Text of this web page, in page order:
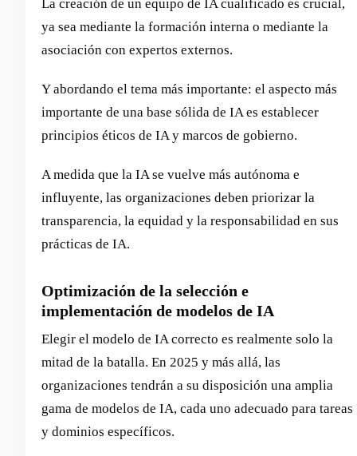
La creación de un equipo de IA cualificado es crucial,
ya sea mediante la formación interna o mediante la
asociación con expertos externos.
Y abordando el tema más importante: el aspecto más
importante de una base sólida de IA es establecer
principios éticos de IA y marcos de gobierno.
A medida que la IA se vuelve más autónoma e
influyente, las organizaciones deben priorizar la
transparencia, la equidad y la responsabilidad en sus
prácticas de IA.
Optimización de la selección e
implementación de modelos de IA
Elegir el modelo de IA correcto es realmente solo la
mitad de la batalla. En 2025 y más allá, las
organizaciones tendrán a su disposición una amplia
gama de modelos de IA, cada uno adecuado para tareas
y dominios específicos.